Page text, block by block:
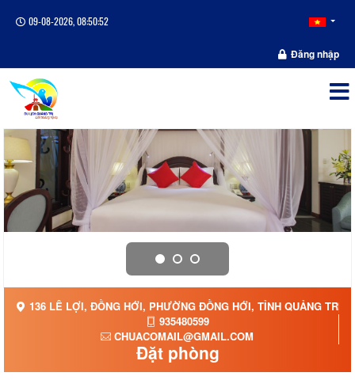
09-08-2026, 08:50:52
Đăng nhập
136 LÊ LỢI, ĐỒNG HỚI, PHƯỜNG ĐỒNG HỚI, TỈNH QUẢNG TRỊ
935480599
CHUACOMAIL@GMAIL.COM
Đặt phòng